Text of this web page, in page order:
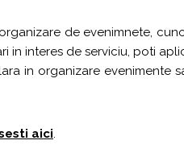
de evenimnete,
in interes de serviciu, poti
in organizare evenimente
aici.